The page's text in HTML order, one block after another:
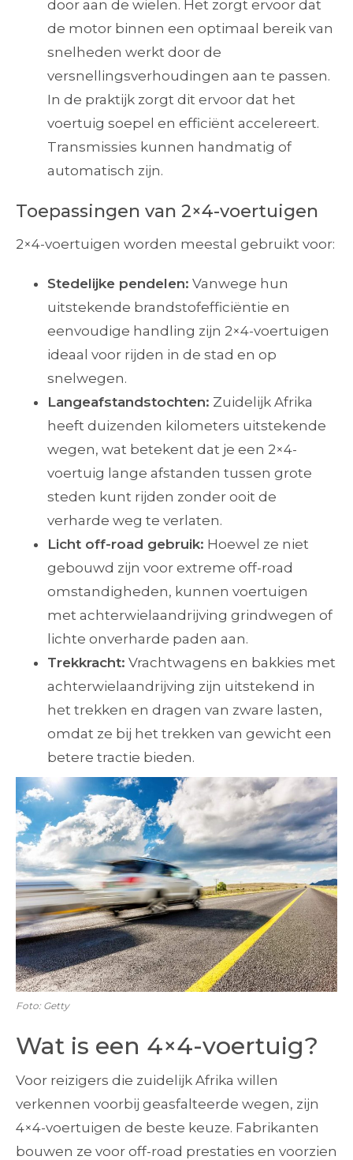
door aan de wielen. Het zorgt ervoor dat
de motor binnen een optimaal bereik van
snelheden werkt door de
versnellingsverhoudingen aan te passen.
In de praktijk zorgt dit ervoor dat het
voertuig soepel en efficiënt accelereert.
Transmissies kunnen handmatig of
automatisch zijn.
Toepassingen van 2×4-voertuigen
2×4-voertuigen worden meestal gebruikt voor:
Stedelijke pendelen: Vanwege hun
uitstekende brandstofefficiëntie en
eenvoudige handling zijn 2×4-voertuigen
ideaal voor rijden in de stad en op
snelwegen.
Langeafstandstochten: Zuidelijk Afrika
heeft duizenden kilometers uitstekende
wegen, wat betekent dat je een 2×4-
voertuig lange afstanden tussen grote
steden kunt rijden zonder ooit de
verharde weg te verlaten.
Licht off-road gebruik: Hoewel ze niet
gebouwd zijn voor extreme off-road
omstandigheden, kunnen voertuigen
met achterwielaandrijving grindwegen of
lichte onverharde paden aan.
Trekkracht: Vrachtwagens en bakkies met
achterwielaandrijving zijn uitstekend in
het trekken en dragen van zware lasten,
omdat ze bij het trekken van gewicht een
betere tractie bieden.
Foto: Getty
Wat is een 4×4-voertuig?
Voor reizigers die zuidelijk Afrika willen
verkennen voorbij geasfalteerde wegen, zijn
4×4-voertuigen de beste keuze. Fabrikanten
bouwen ze voor off-road prestaties en voorzien